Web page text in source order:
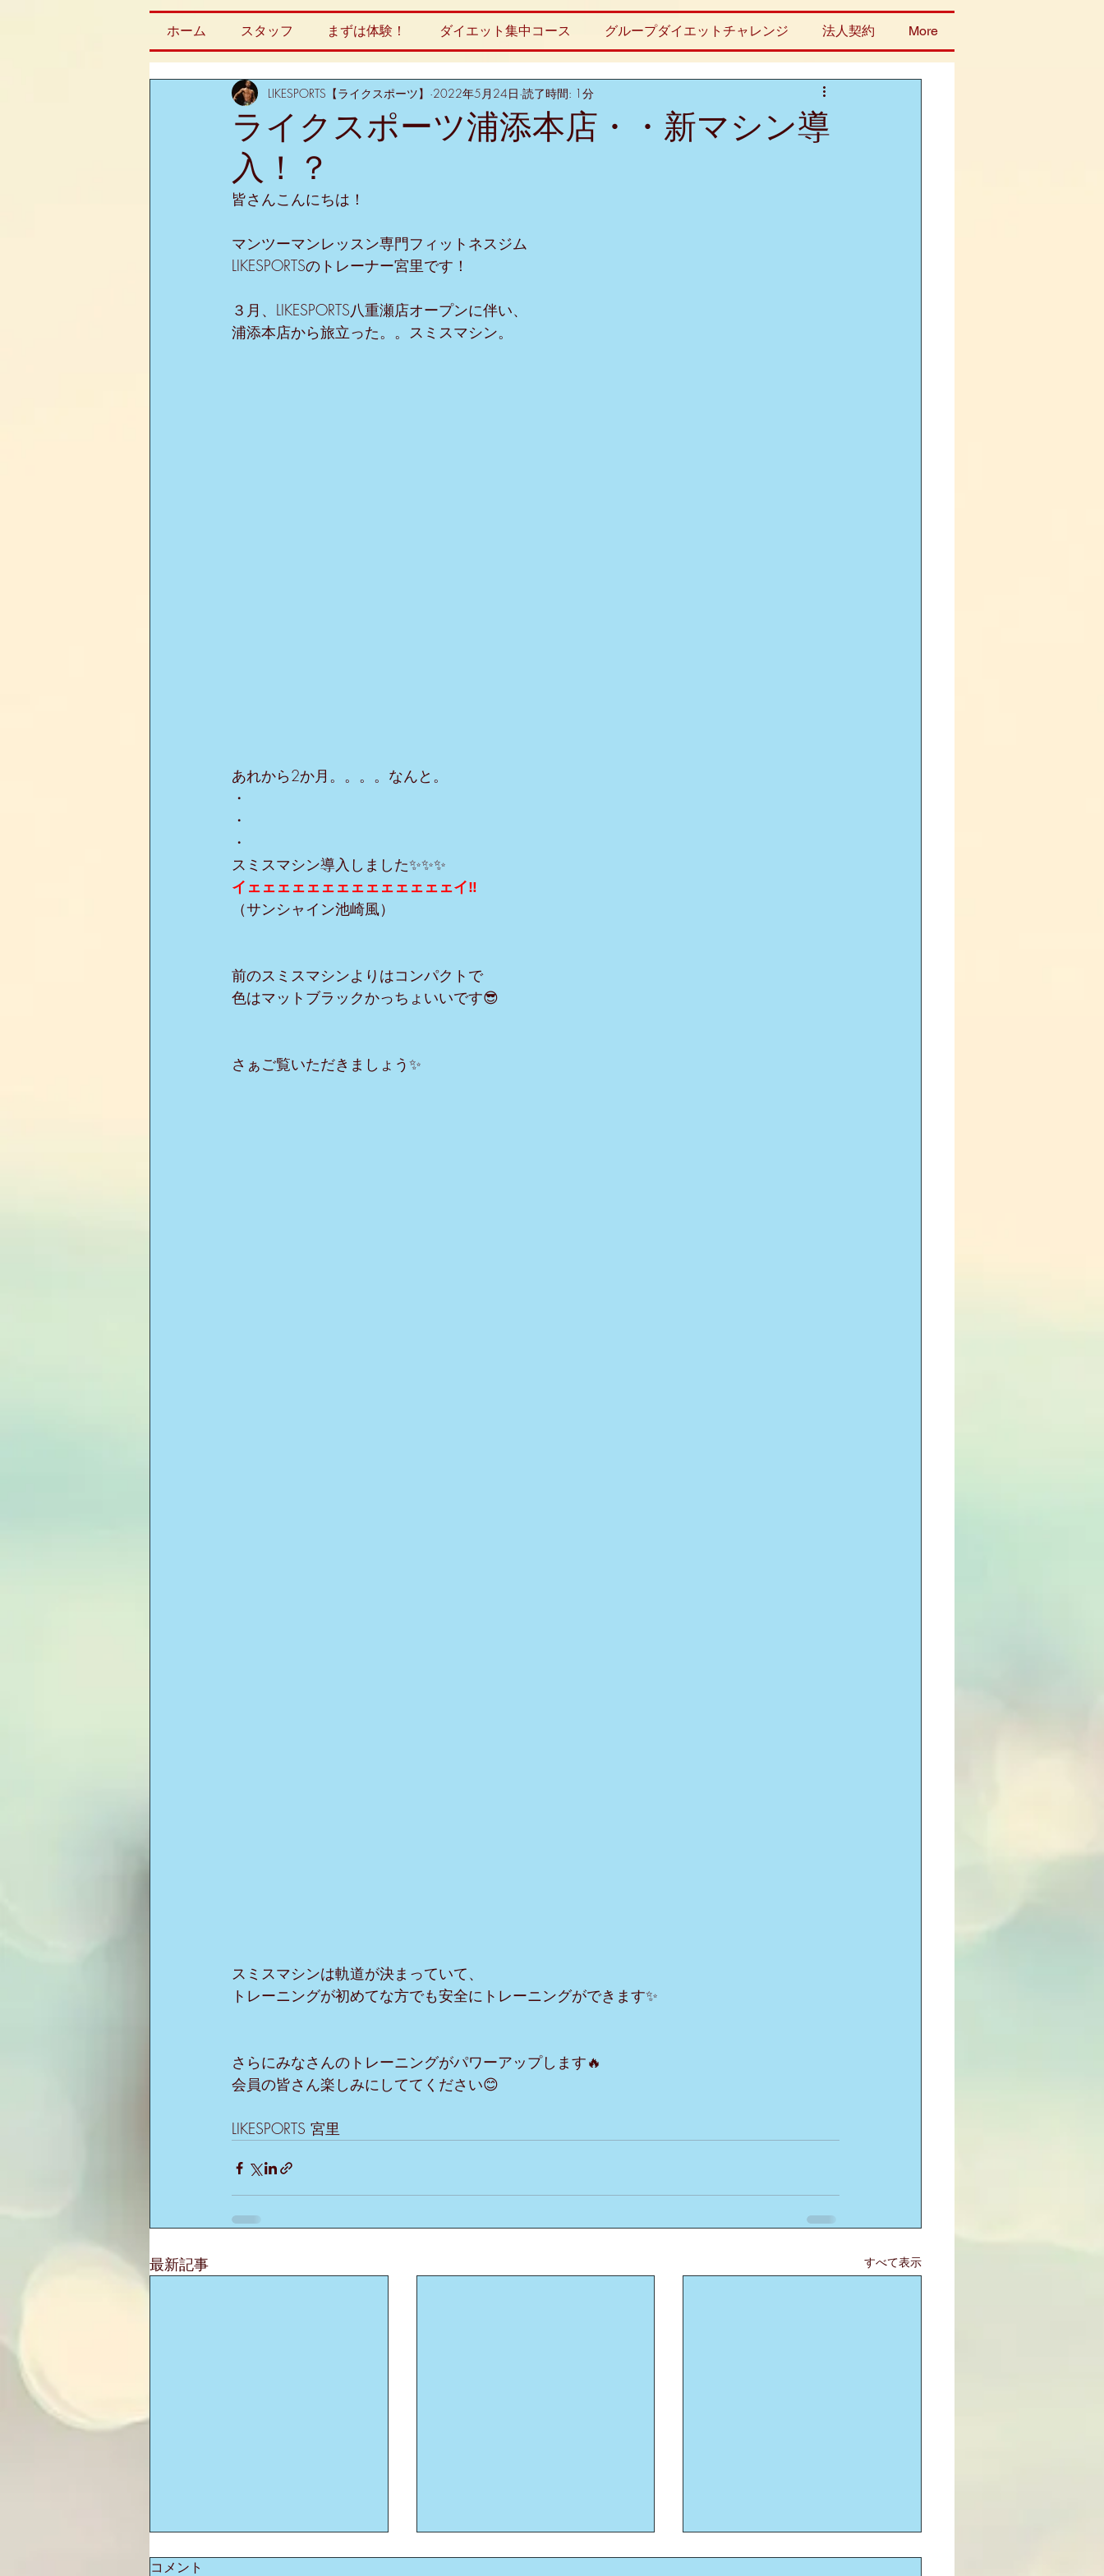
ホーム スタッフ まずは体験！ ダイエット集中コース グループダイエットチャレンジ 法人契約 More
ライクスポーツ浦添本店・・新マシン導
入！？
LIKESPORTS【ライクスポーツ】 2022年5月24日 読了時間: 1分
皆さんこんにちは！
マンツーマンレッスン専門フィットネスジム
LIKESPORTSのトレーナー宮里です！
３月、LIKESPORTS八重瀬店オープンに伴い、
浦添本店から旅立った。。スミスマシン。
あれから2か月。。。。なんと。
・
・
・
スミスマシン導入しました✨✨✨
イェェェェェェェェェェェェェェイ‼︎
（サンシャイン池崎風）
前のスミスマシンよりはコンパクトで
色はマットブラックかっちょいいです😎
さぁご覧いただきましょう✨
スミスマシンは軌道が決まっていて、
トレーニングが初めてな方でも安全にトレーニングができます✨
さらにみなさんのトレーニングがパワーアップします🔥
会員の皆さん楽しみにしててください😊
LIKESPORTS 宮里
最新記事 すべて表示
コメント